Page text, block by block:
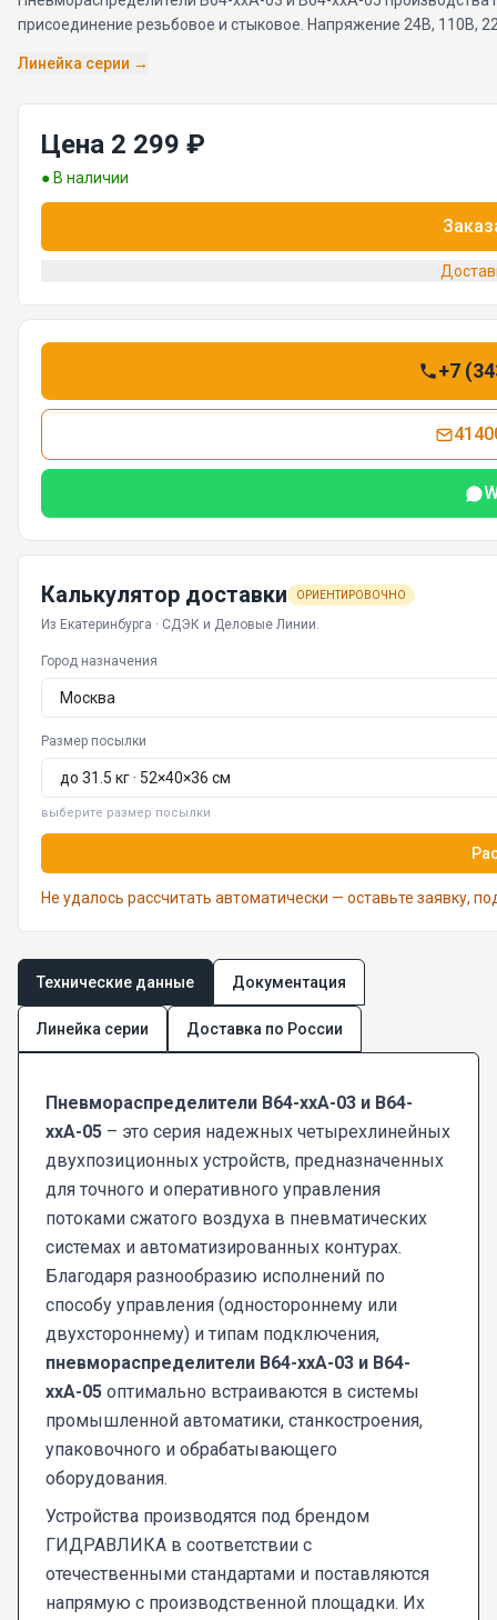
присоединение резьбовое и стыковое. Напряжение 24В, 110В,
Линейка серии →
Цена 2 299 ₽
● В наличии
+7
Калькулятор доставки ОРИЕНТИРОВОЧНО
Из Екатеринбурга · СДЭК и Деловые Линии.
Город назначения
Размер посылки
выберите размер посылки
Не удалось рассчитать автоматически — оставьте заявку,
Технические данные Документация
Линейка серии Доставка по России
Пневмораспределители В64-xxA-03 и В64-
ххА-05 – это серия надежных четырехлинейных
двухпозиционных устройств, предназначенных
для точного и оперативного управления
потоками сжатого воздуха в пневматических
системах и автоматизированных контурах.
Благодаря разнообразию исполнений по
способу управления (одностороннему или
двухстороннему) и типам подключения,
пневмораспределители В64-ххА-03 и В64-
ххА-05 оптимально встраиваются в системы
промышленной автоматики, станкостроения,
упаковочного и обрабатывающего
оборудования.
Устройства производятся под брендом
ГИДРАВЛИКА в соответствии с
отечественными стандартами и поставляются
напрямую с производственной площадки. Их